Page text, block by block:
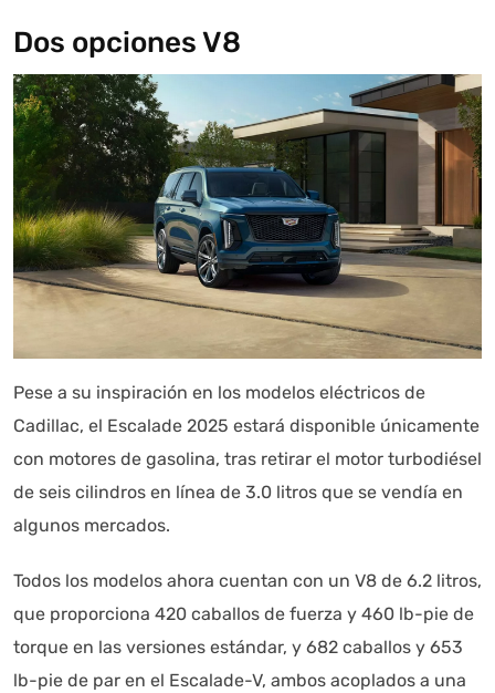
Dos opciones V8
Pese a su inspiración en los modelos eléctricos de
Cadillac, el Escalade 2025 estará disponible únicamente
con motores de gasolina, tras retirar el motor turbodiésel
de seis cilindros en línea de 3.0 litros que se vendía en
algunos mercados.
Todos los modelos ahora cuentan con un V8 de 6.2 litros,
que proporciona 420 caballos de fuerza y 460 lb-pie de
torque en las versiones estándar, y 682 caballos y 653
lb-pie de par en el Escalade-V, ambos acoplados a una